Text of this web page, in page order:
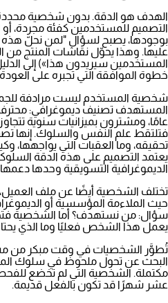
الهدف هو الدقة. بدون شخصية محددة،
التصميم للمستخدمين كفئة مجردة،
بوجودها، يصبح لسؤال "لمن نحلّ هذه
عليها. وهذا يحوّل نقاشات المنتج
المستخدمين سيريدون هذا») إلى
خطوة الموافقة التي تجبره على
شخصية المستخدم ليست مرادفة
فتلتقط علم النفس والسلوك. إنها
تحقيقه، وما العقبات التي يواجهها،
يعتمد التصميم على هذه الدقة
الديموغرافية التسويقية وحدها
تختلف الشخصية أيضًا عن ملف العميل
حيث الملاءمة المؤسسية أو
سؤال: من نستهدف؟ أما الشخصية
يعمل هذا الشخص فعليًا وما الذي
تُطوَّر الشخصيات في وقت مبكر من
البحث عن تحول ملحوظ في سلوك
مكتملة. الشخصية التي لم تخضع
عشر شهرًا قد تكون بالفعل قديمة.